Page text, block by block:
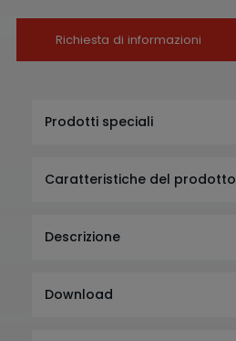
Richiesta di informazioni
Prodotti speciali
Caratteristiche del prodotto
Descrizione
Download